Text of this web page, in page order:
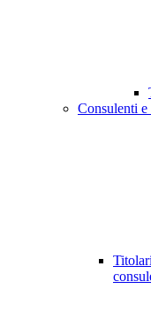
Consulenti